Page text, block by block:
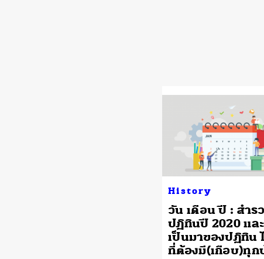
History
วัน เดือน ปี : สำร
ปฏิทินปี 2020 แล
เป็นมาของปฏิทิน
ที่ต้องมี(เกือบ)ทุก